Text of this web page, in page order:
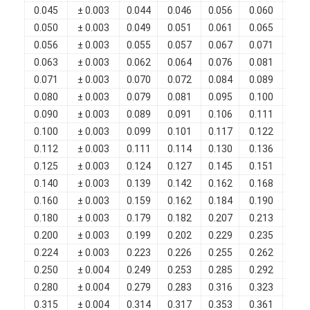
Filati di rame isolati con smalto
Cavi magnetici di smalto
Filtro di rame piatto smaltato
Filati ricoperti di seta
cavo del litz
Cavi magnetici ad alta temperatura
0.045
± 0.003 0.044 0.046 0.056 0.060
0.050
± 0.003 0.049 0.051 0.061 0.065
0.056
± 0.003 0.055 0.057 0.067 0.071
0.063
± 0.003 0.062 0.064 0.076 0.081
0.071
± 0.003 0.070 0.072 0.084 0.089
0.080
± 0.003 0.079 0.081 0.095 0.100
0.090
± 0.003 0.089 0.091 0.106 0.111
0.100
± 0.003 0.099 0.101 0.117 0.122
0.112
± 0.003 0.111 0.114 0.130 0.136
0.125
± 0.003 0.124 0.127 0.145 0.151
0.140
± 0.003 0.139 0.142 0.162 0.168
0.160
± 0.003 0.159 0.162 0.184 0.190
0.180
± 0.003 0.179 0.182 0.207 0.213
0.200
± 0.003 0.199 0.202 0.229 0.235
0.224
± 0.003 0.223 0.226 0.255 0.262
0.250
± 0.004 0.249 0.253 0.285 0.292
0.280
± 0.004 0.279 0.283 0.316 0.323
0.315
± 0.004 0.314 0.317 0.353 0.361